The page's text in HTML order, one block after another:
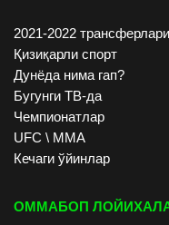
2021-2022 трансферлари
Қизиқарли спорт
Дунёда нима гап?
Бугунги ТВ-да
Чемпионатлар
UFC \ ММА
Кечаги ўйинлар
ОММАБОП